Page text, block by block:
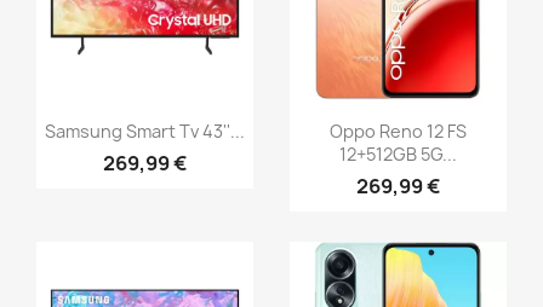
Samsung Smart Tv 43''...
269,99 €
Oppo Reno 12 FS
12+512GB 5G...
269,99 €